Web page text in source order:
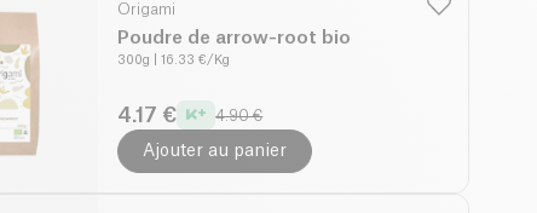
Origami
Poudre de arrow-root bio
300g | 16.33 €/Kg
4.17 € 4.90 €
Ajouter au panier